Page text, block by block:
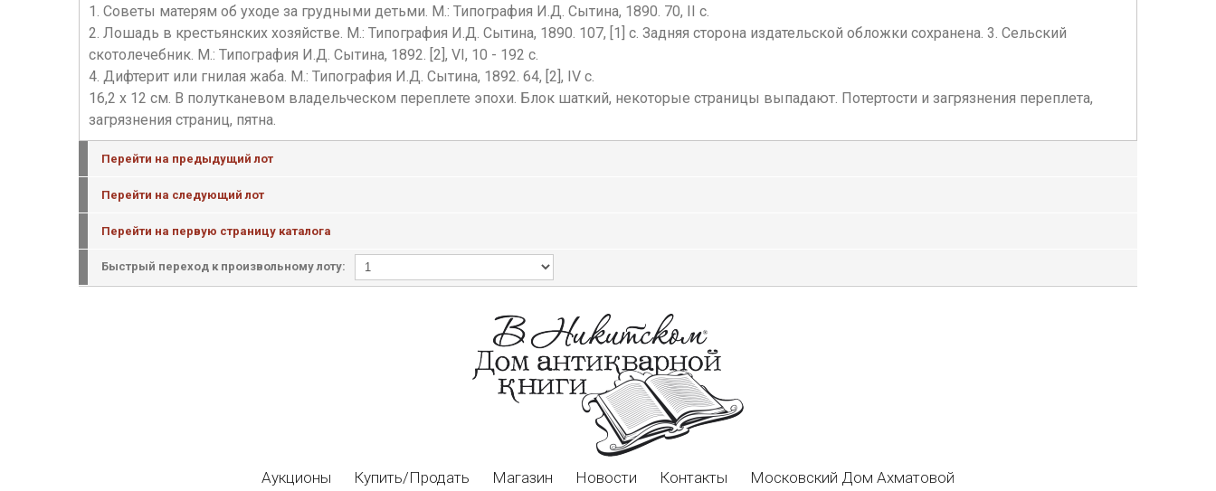
1. Советы матерям об уходе за грудными детьми. М.: Типография И.Д. Сытина, 1890. 70, II с.
2. Лошадь в крестьянских хозяйстве. М.: Типография И.Д. Сытина, 1890. 107, [1] с. Задняя сторона издательской обложки сохранена. 3. Сельский
скотолечебник. М.: Типография И.Д. Сытина, 1892. [2], VI, 10 - 192 с.
4. Дифтерит или гнилая жаба. М.: Типография И.Д. Сытина, 1892. 64, [2], IV с.
16,2 х 12 см. В полутканевом владельческом переплете эпохи. Блок шаткий, некоторые страницы выпадают. Потертости и загрязнения переплета,
загрязнения страниц, пятна.
Перейти на предыдущий лот
Перейти на следующий лот
Перейти на первую страницу каталога
Быстрый переход к произвольному лоту:
Аукционы Купить/Продать Магазин Новости Контакты Московский Дом Ахматовой